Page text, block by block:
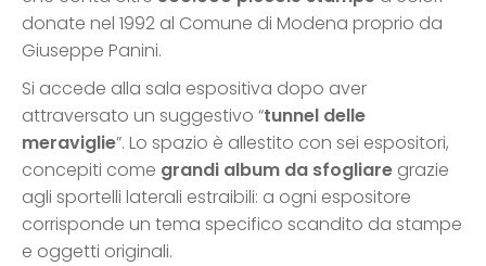
donate nel 1992 al Comune di Modena proprio da
Giuseppe Panini.
Si accede alla sala espositiva dopo aver
attraversato un suggestivo “tunnel delle
meraviglie”. Lo spazio è allestito con sei espositori,
concepiti come grandi album da sfogliare grazie
agli sportelli laterali estraibili: a ogni espositore
corrisponde un tema specifico scandito da stampe
e oggetti originali.